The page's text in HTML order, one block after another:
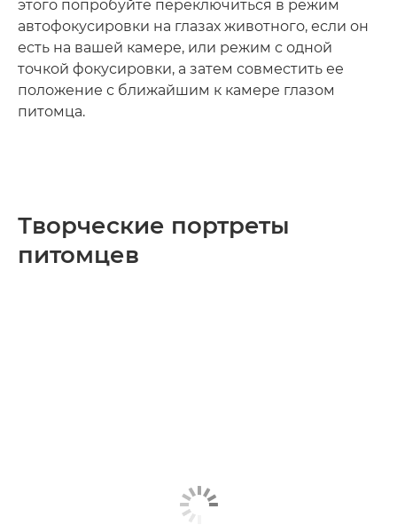
этого попробуйте переключиться в режим
автофокусировки на глазах животного, если он
есть на вашей камере, или режим с одной
точкой фокусировки, а затем совместить ее
положение с ближайшим к камере глазом
питомца.
Творческие портреты
питомцев